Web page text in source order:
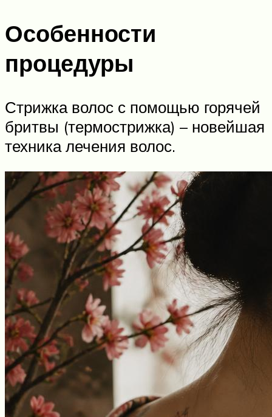
Особенности
процедуры
Стрижка волос с помощью горячей
бритвы (термострижка) – новейшая
техника лечения волос.